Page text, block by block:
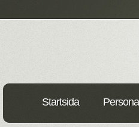
Startsida Personal